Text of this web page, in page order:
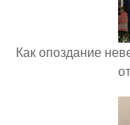
Как опоздание